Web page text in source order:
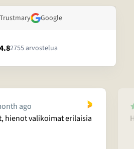
Trustmary Google
4.82755arvostelua
ago
hienot valikoimat erilaisia